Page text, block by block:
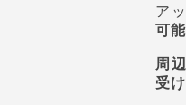
ア
可
周
受